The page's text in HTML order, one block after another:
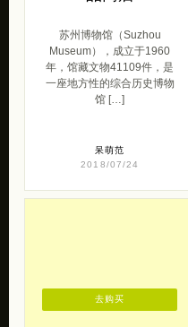
苏州博物馆（Suzhou
Museum），成立于1960
年，馆藏文物41109件，是
一座地方性的综合历史博物
馆 […]
呆萌范
2018/07/24
去购买